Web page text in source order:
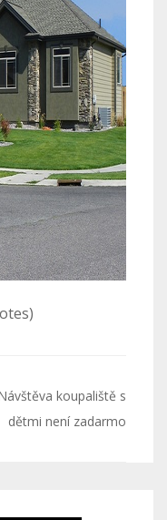
koupaliště s
dětmi není zadarmo